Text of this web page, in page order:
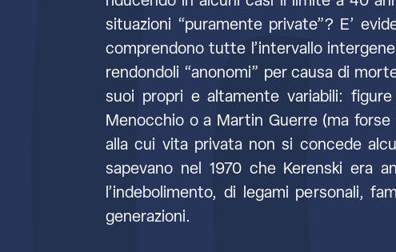
situazioni “puramente private”? E’
comprendono tutte l’intervallo
rendondoli “anonomi” per causa di
suoi propri e altamente variabili:
Menocchio o a Martin Guerre (ma
alla cui vita privata non si concede
sapevano nel 1970 che Kerenski era
l’indebolimento, di legami personali,
generazioni.